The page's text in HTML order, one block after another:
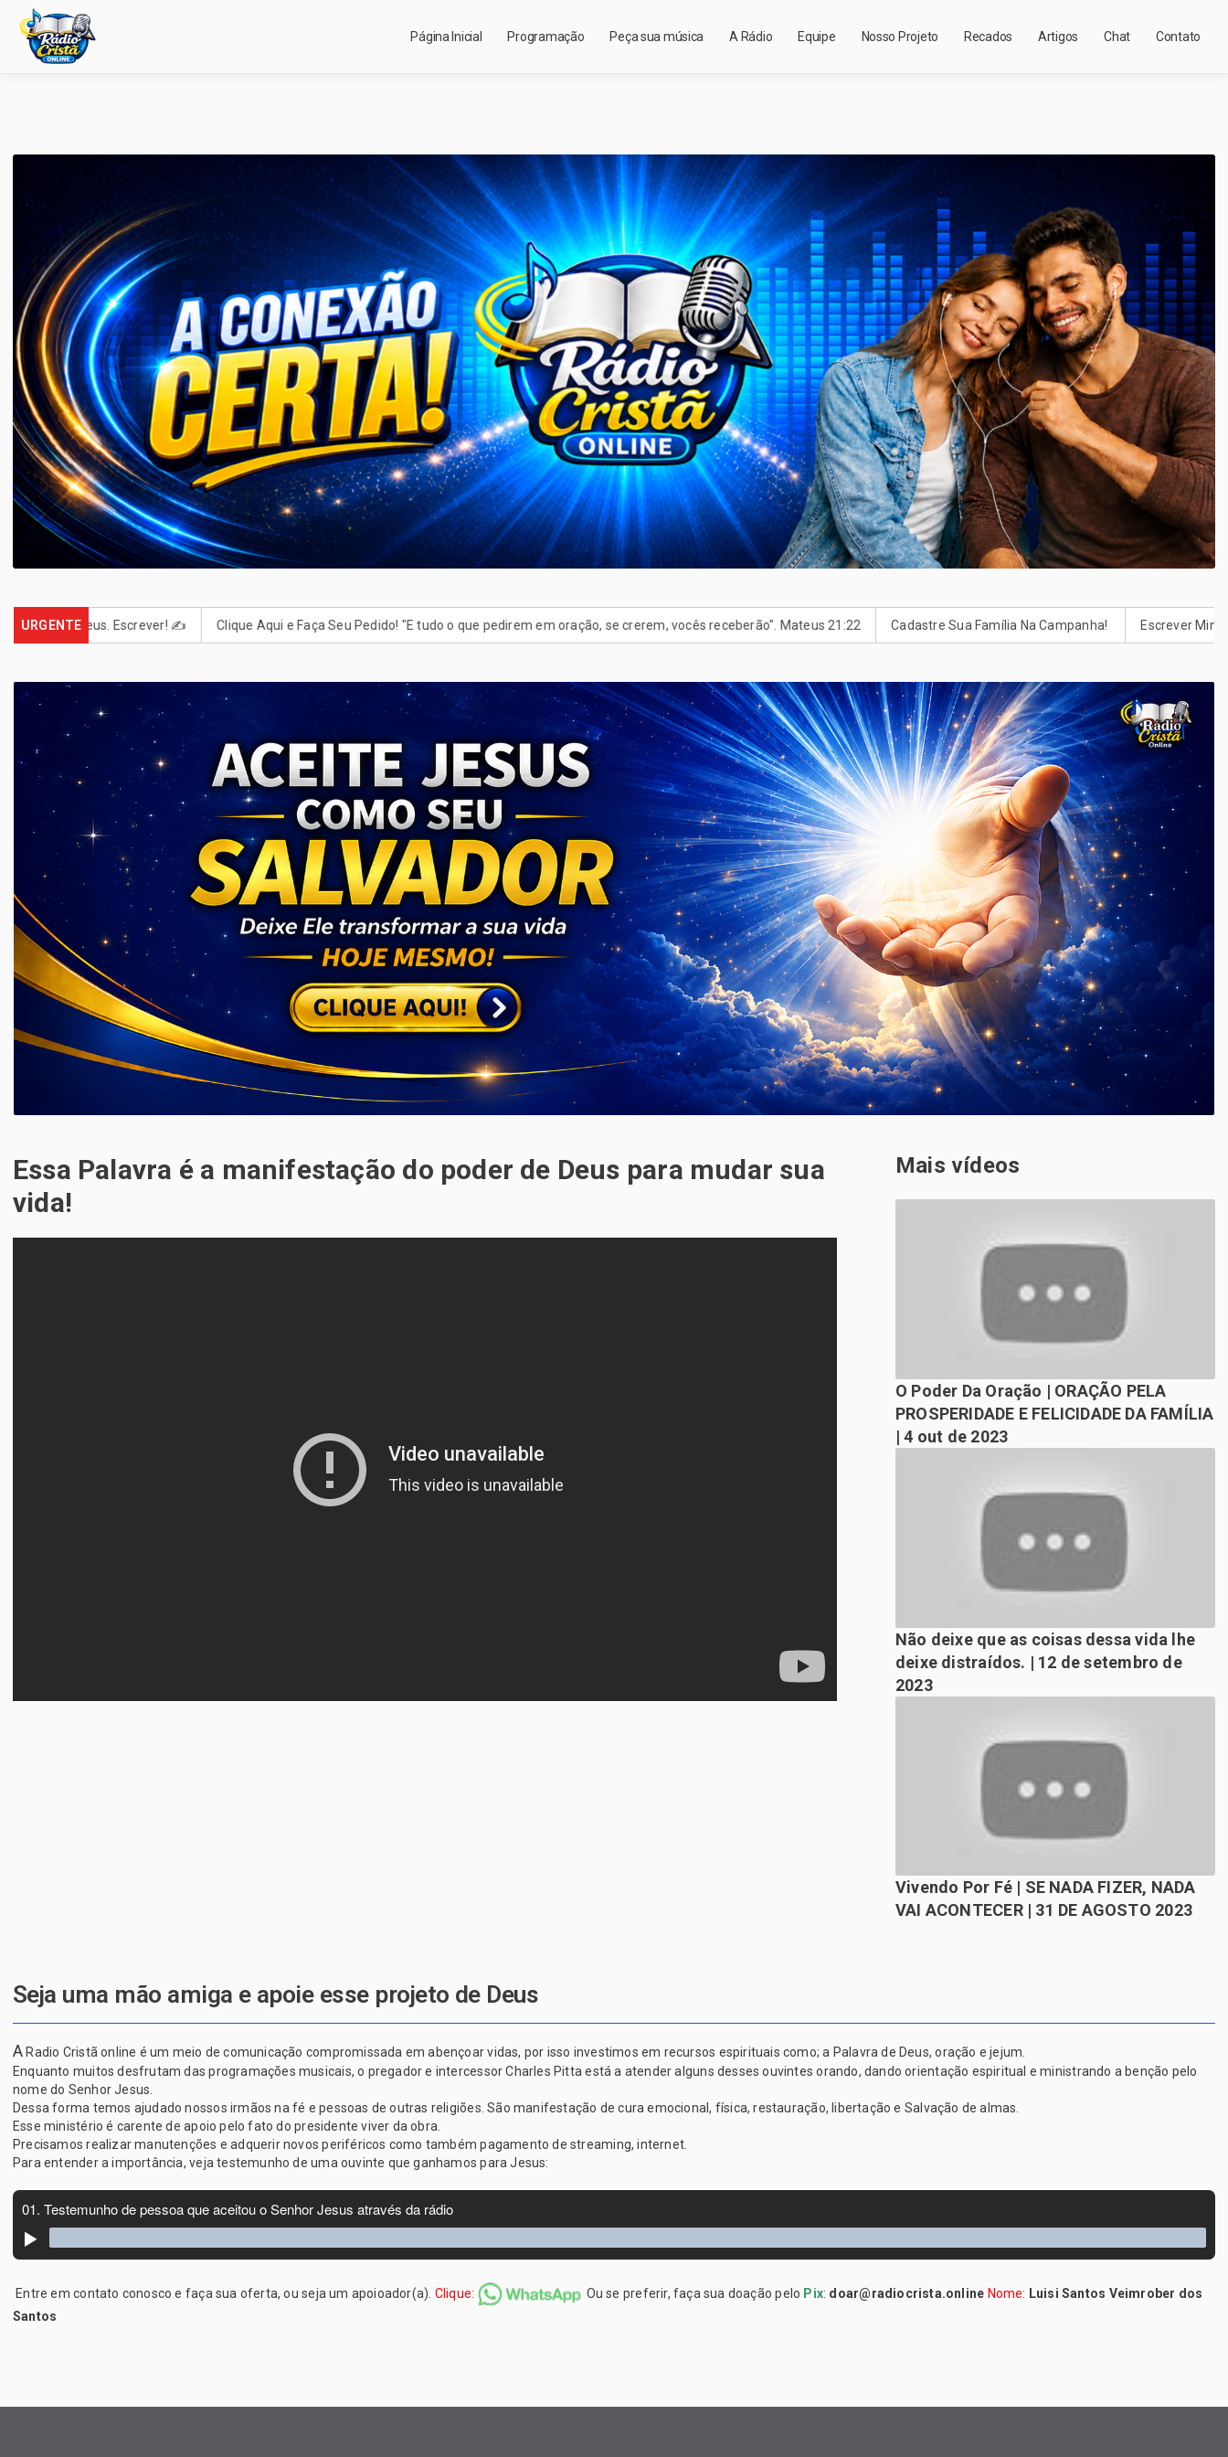
Página Inicial Programação Peça sua música A Rádio Equipe Nosso Projeto Recados Artigos Chat Contato
URGENTE
Escrever! ✍️ Clique Aqui e Faça Seu Pedido! "E tudo o que pedirem em oração, se crerem, vocês receberão". Mateus 21:22 Cadastre Sua Família Na Campanha! ‍‍‍ Escrever Minha Carta
Essa Palavra é a manifestação do poder de Deus para mudar sua
vida!
Mais vídeos
O Poder Da Oração | ORAÇÃO PELA
PROSPERIDADE E FELICIDADE DA FAMÍLIA
| 4 out de 2023
Não deixe que as coisas dessa vida lhe
deixe distraídos. | 12 de setembro de
2023
Vivendo Por Fé | SE NADA FIZER, NADA
VAI ACONTECER | 31 DE AGOSTO 2023
Seja uma mão amiga e apoie esse projeto de Deus
A Radio Cristã online é um meio de comunicação compromissada em abençoar vidas, por isso investimos em recursos espirituais como; a Palavra de Deus, oração e jejum.
Enquanto muitos desfrutam das programações musicais, o pregador e intercessor Charles Pitta está a atender alguns desses ouvintes orando, dando orientação espiritual e ministrando a benção pelo
nome do Senhor Jesus.
Dessa forma temos ajudado nossos irmãos na fé e pessoas de outras religiões. São manifestação de cura emocional, física, restauração, libertação e Salvação de almas.
Esse ministério é carente de apoio pelo fato do presidente viver da obra.
Precisamos realizar manutenções e adquerir novos periféricos como também pagamento de streaming, internet.
Para entender a importância, veja testemunho de uma ouvinte que ganhamos para Jesus:
Entre em contato conosco e faça sua oferta, ou seja um apoioador(a). Clique: Ou se preferir, faça sua doação pelo Pix: doar@radiocrista.online Nome: Luisi Santos Veimrober dos
Santos